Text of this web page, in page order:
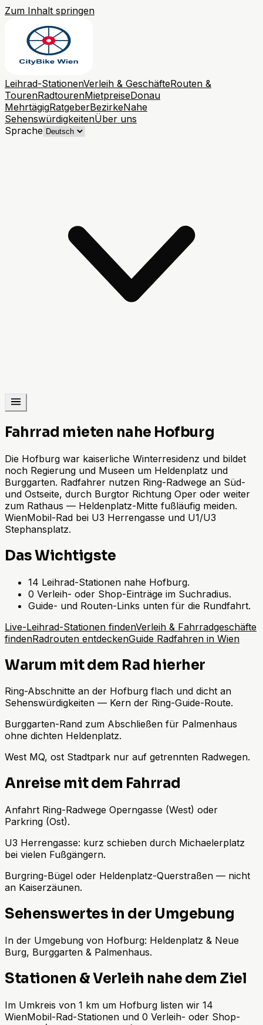
Zum Inhalt springen
Leihrad-StationenVerleih & GeschäfteRouten &
TourenRadtourenMietpreiseDonau
MehrtägigRatgeberBezirkeNahe
SehenswürdigkeitenÜber uns
Sprache
Fahrrad mieten nahe Hofburg
Die Hofburg war kaiserliche Winterresidenz und bildet
noch Regierung und Museen um Heldenplatz und
Burggarten. Radfahrer nutzen Ring-Radwege an Süd-
und Ostseite, durch Burgtor Richtung Oper oder weiter
zum Rathaus — Heldenplatz-Mitte fußläufig meiden.
WienMobil-Rad bei U3 Herrengasse und U1/U3
Stephansplatz.
Das Wichtigste
14 Leihrad-Stationen nahe Hofburg.
0 Verleih- oder Shop-Einträge im Suchradius.
Guide- und Routen-Links unten für die Rundfahrt.
Live-Leihrad-Stationen findenVerleih & Fahrradgeschäfte
findenRadrouten entdeckenGuide Radfahren in Wien
Warum mit dem Rad hierher
Ring-Abschnitte an der Hofburg flach und dicht an
Sehenswürdigkeiten — Kern der Ring-Guide-Route.
Burggarten-Rand zum Abschließen für Palmenhaus
ohne dichten Heldenplatz.
West MQ, ost Stadtpark nur auf getrennten Radwegen.
Anreise mit dem Fahrrad
Anfahrt Ring-Radwege Operngasse (West) oder
Parkring (Ost).
U3 Herrengasse: kurz schieben durch Michaelerplatz
bei vielen Fußgängern.
Burgring-Bügel oder Heldenplatz-Querstraßen — nicht
an Kaiserzäunen.
Sehenswertes in der Umgebung
In der Umgebung von Hofburg: Heldenplatz & Neue
Burg, Burggarten & Palmenhaus.
Stationen & Verleih nahe dem Ziel
Im Umkreis von 1 km um Hofburg listen wir 14
WienMobil-Rad-Stationen und 0 Verleih- oder Shop-